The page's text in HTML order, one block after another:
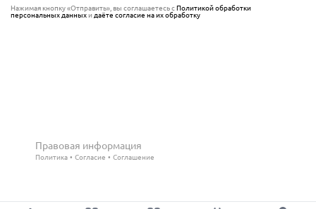
Нажимая кнопку «Отправить», вы соглашаетесь сПолитикой обработки
персональных данныхи даёте согласие на их обработку
Правовая информация
Политика Согласие Соглашение